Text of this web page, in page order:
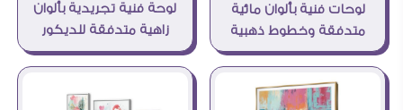
لوحات فنية بألوان مائية
متدفقة وخطوط ذهبية
لوحة فنية تجريدية بألوان
زاهية متدفقة للديكور